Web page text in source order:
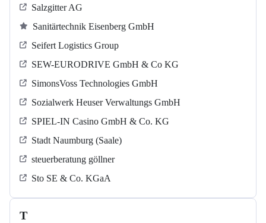
Salzgitter AG
Sanitärtechnik Eisenberg GmbH
Seifert Logistics Group
SEW-EURODRIVE GmbH & Co KG
SimonsVoss Technologies GmbH
Sozialwerk Heuser Verwaltungs GmbH
SPIEL-IN Casino GmbH & Co. KG
Stadt Naumburg (Saale)
steuerberatung göllner
Sto SE & Co. KGaA
T